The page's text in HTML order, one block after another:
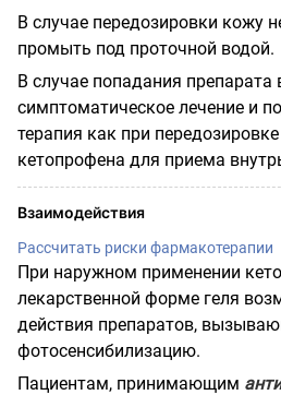
В случае передозировки кожу
промыть под проточной водой.
В случае попадания препарата
симптоматическое лечение и
терапия как при
кетопрофена для приема
Взаимодействия
Рассчитать риски фармакотерапии
При наружном применении
лекарственной форме геля
действия препаратов,
фотосенсибилизацию.
Пациентам, принимающим